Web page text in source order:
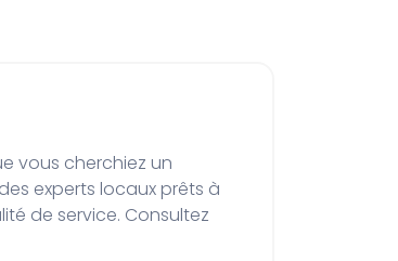
experts locaux prêts à
de service. Consultez